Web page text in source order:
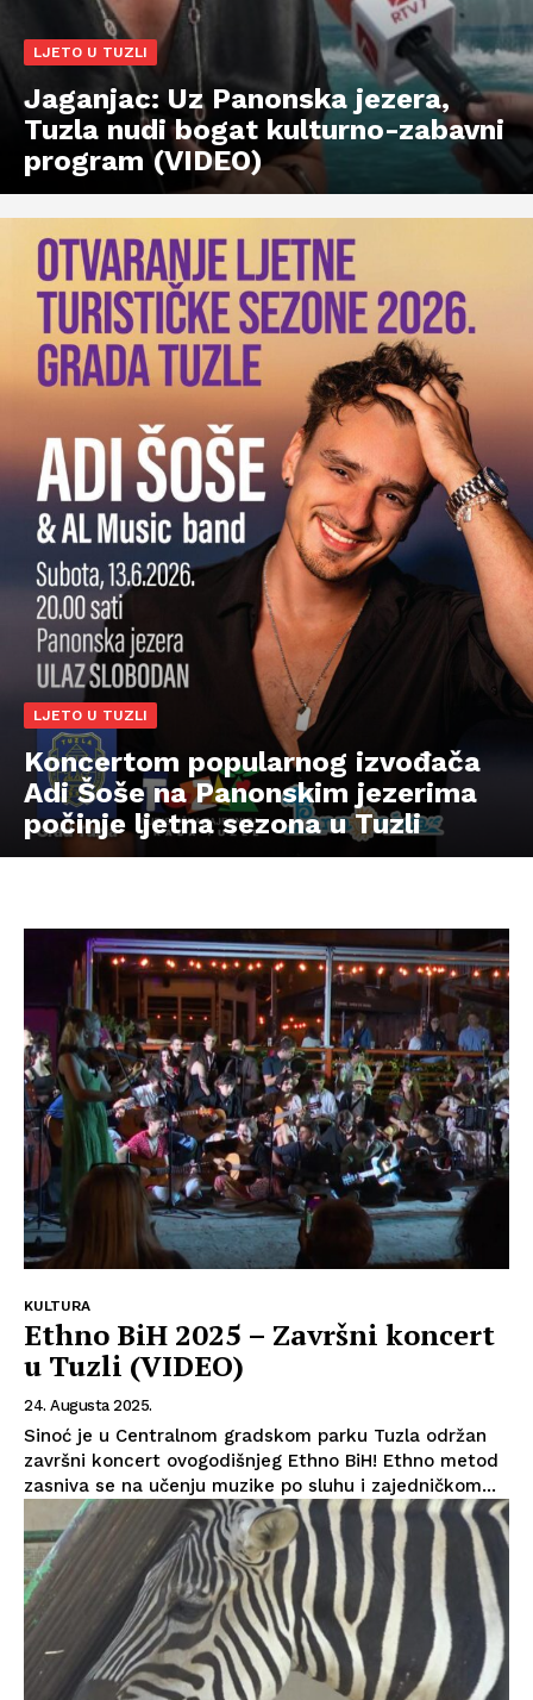
LJETO U TUZLI
Jaganjac: Uz Panonska jezera,
Tuzla nudi bogat kulturno-zabavni
program (VIDEO)
LJETO U TUZLI
Koncertom popularnog izvođača
Adi Šoše na Panonskim jezerima
počinje ljetna sezona u Tuzli
KULTURA
Ethno BiH 2025 – Završni koncert
u Tuzli (VIDEO)
24. Augusta 2025.
Sinoć je u Centralnom gradskom parku Tuzla održan
završni koncert ovogodišnjeg Ethno BiH! Ethno metod
zasniva se na učenju muzike po sluhu i zajedničkom...